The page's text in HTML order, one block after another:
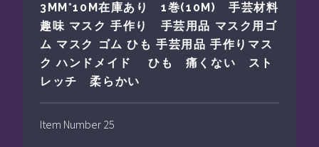
3MM*10M在庫あり 1巻(10M) 手芸材料
趣味 マスク 手作り 手芸用品 マスク用ゴ
ム マスク ゴム ひも 手芸用品 手作りマス
ク ハンドメイド ひも 痛くない スト
レッチ 柔らかい
Item Number 25